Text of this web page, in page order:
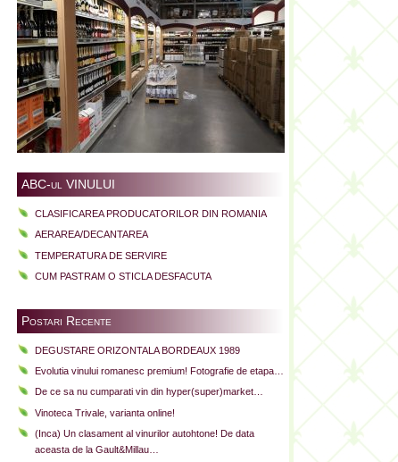
ABC-ul VINULUI
CLASIFICAREA PRODUCATORILOR DIN ROMANIA
AERAREA/DECANTAREA
TEMPERATURA DE SERVIRE
CUM PASTRAM O STICLA DESFACUTA
Postari Recente
DEGUSTARE ORIZONTALA BORDEAUX 1989
Evolutia vinului romanesc premium! Fotografie de etapa…
De ce sa nu cumparati vin din hyper(super)market…
Vinoteca Trivale, varianta online!
(Inca) Un clasament al vinurilor autohtone! De data
aceasta de la Gault&Millau…